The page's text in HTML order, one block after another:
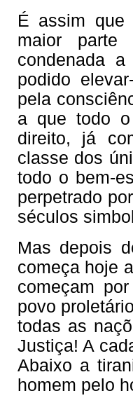
É assim que
maior
condenada
podido
pela
a que todo
direito, já
classe dos
todo o bem-
perpetrado
séculos
Mas depois
começa hoje
começam
povo
todas as
Justiça! A
Abaixo a
homem pelo